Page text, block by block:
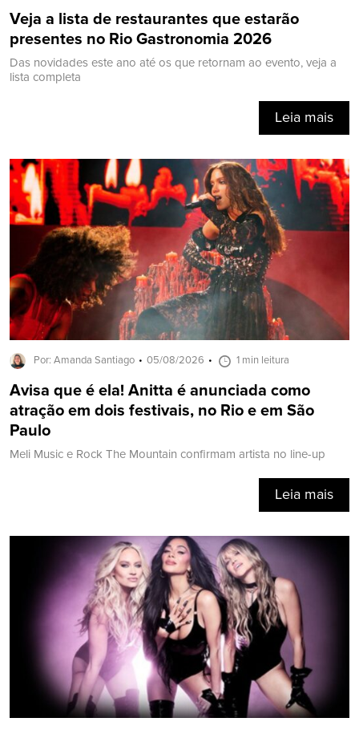
Veja a lista de restaurantes que estarão
presentes no Rio Gastronomia 2026
Das novidades este ano até os que retornam ao evento, veja a
lista completa
Leia mais
Por: Amanda Santiago 05/08/2026 1 min leitura
Avisa que é ela! Anitta é anunciada como
atração em dois festivais, no Rio e em São
Paulo
Meli Music e Rock The Mountain confirmam artista no line-up
Leia mais